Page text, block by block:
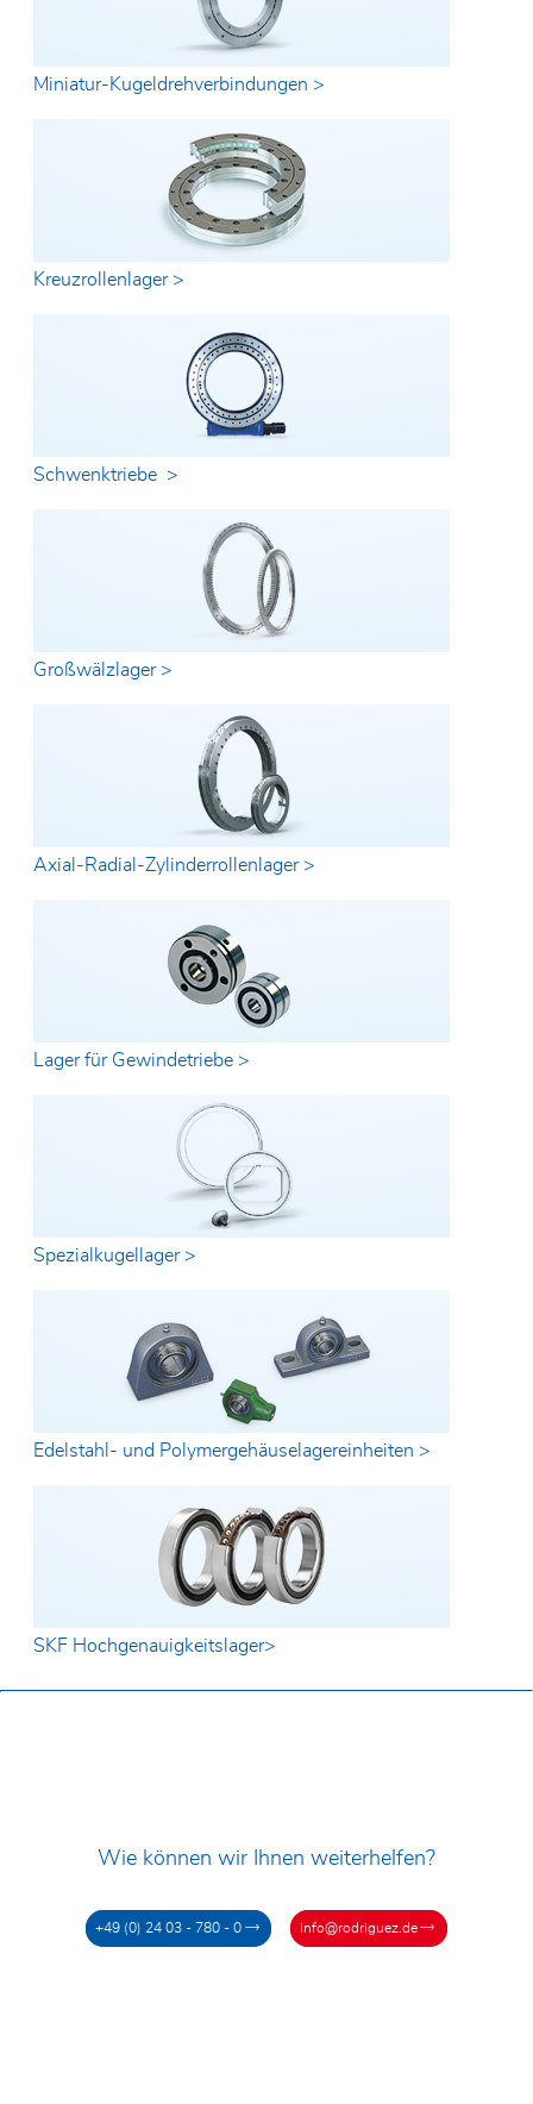
Miniatur-Kugeldrehverbindungen >
Kreuzrollenlager >
Schwenktriebe >
Großwälzlager >
Axial-Radial-Zylinderrollenlager >
Lager für Gewindetriebe >
Spezialkugellager >
Edelstahl- und Polymergehäuselagereinheiten >
SKF Hochgenauigkeitslager>
Wie können wir Ihnen weiterhelfen?
+49 (0) 24 03 - 780 - 0 info@rodriguez.de